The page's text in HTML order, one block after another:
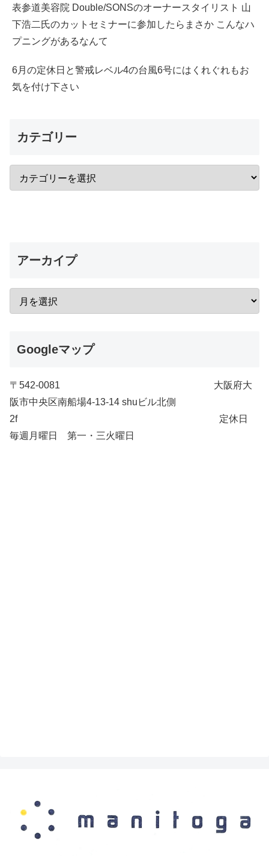
表参道美容院 Double/SONSのオーナースタイリスト 山
下浩二氏のカットセミナーに参加したらまさか こんなハ
プニングがあるなんて
6月の定休日と警戒レベル4の台風6号にはくれぐれもお
気を付け下さい
カテゴリー
アーカイプ
Googleマップ
〒542-0081 大阪府大
阪市中央区南船場4-13-14 shuビル北側
2f 定休日
毎週月曜日 第一・三火曜日